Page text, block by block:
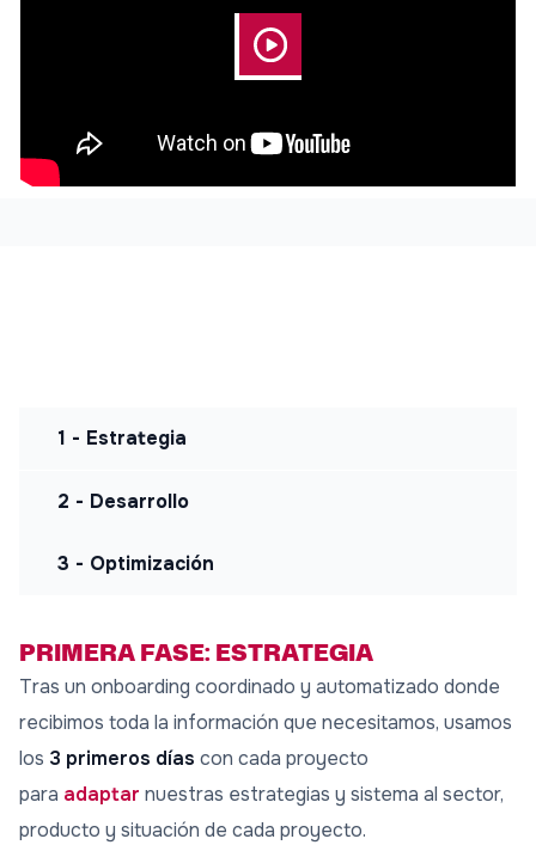
1 - Estrategia
2 - Desarrollo
3 - Optimización
PRIMERA FASE: ESTRATEGIA
Tras un onboarding coordinado y automatizado donde
recibimos toda la información que necesitamos, usamos
los 3 primeros días con cada proyecto
para adaptar nuestras estrategias y sistema al sector,
producto y situación de cada proyecto.